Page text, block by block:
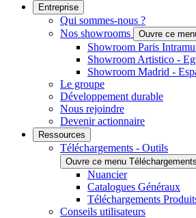
Entreprise
Qui sommes-nous ?
Nos showrooms
Ouvre ce
Showroom Paris
Showroom Artistico -
Showroom Madrid -
Le groupe
Développement durable
Nous rejoindre
Devenir actionnaire
Ressources
Téléchargements - Outils
Ouvre ce menu
Nuancier
Catalogues Généraux
Téléchargements
Conseils utilisateurs